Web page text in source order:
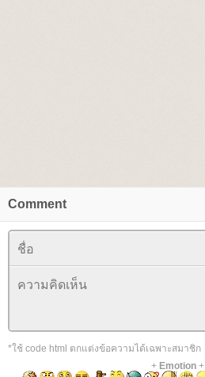
Comment
*ใช้ code html ตกแต่งข้อความได้เฉพาะสมาชิก
+ Emotion+